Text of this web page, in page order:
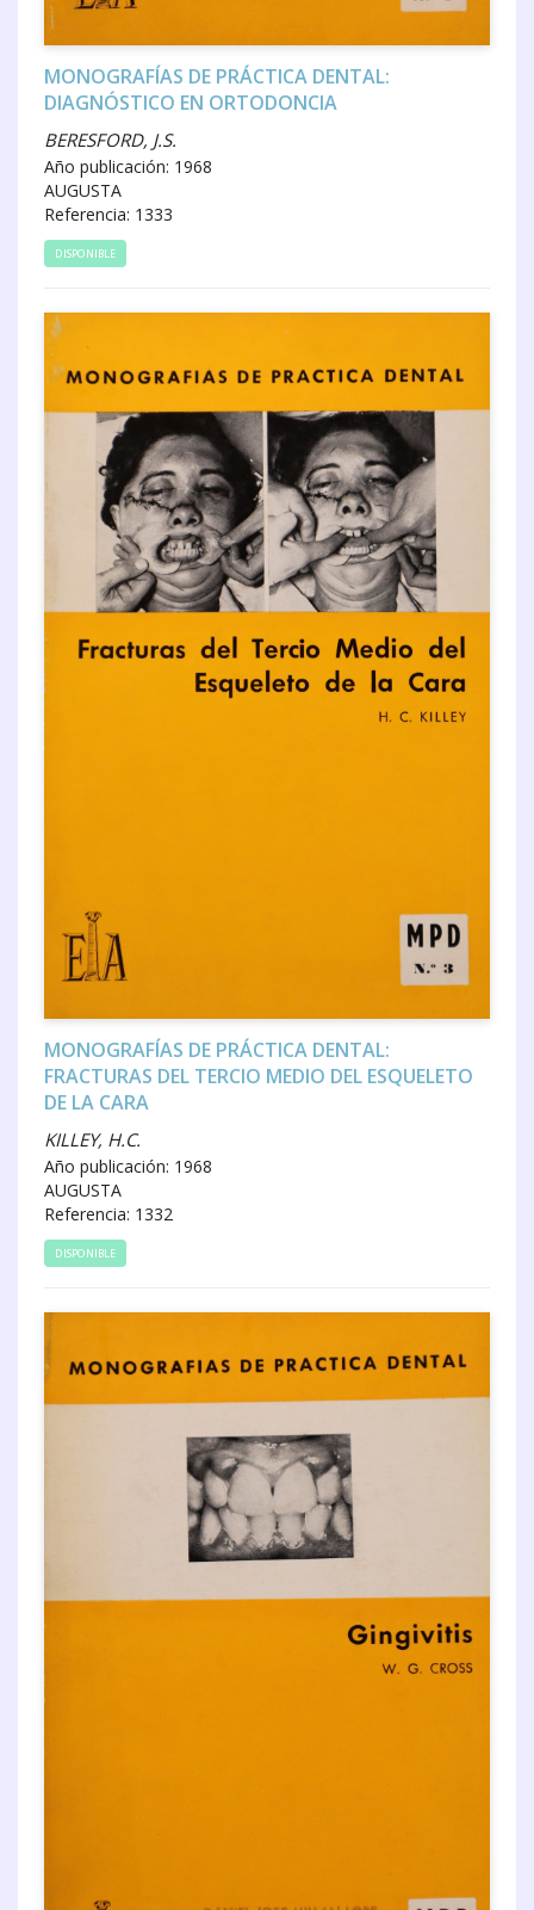
MONOGRAFÍAS DE PRÁCTICA DENTAL:
DIAGNÓSTICO EN ORTODONCIA
BERESFORD, J.S.
Año publicación: 1968
AUGUSTA
Referencia: 1333
DISPONIBLE
MONOGRAFÍAS DE PRÁCTICA DENTAL:
FRACTURAS DEL TERCIO MEDIO DEL ESQUELETO
DE LA CARA
KILLEY, H.C.
Año publicación: 1968
AUGUSTA
Referencia: 1332
DISPONIBLE